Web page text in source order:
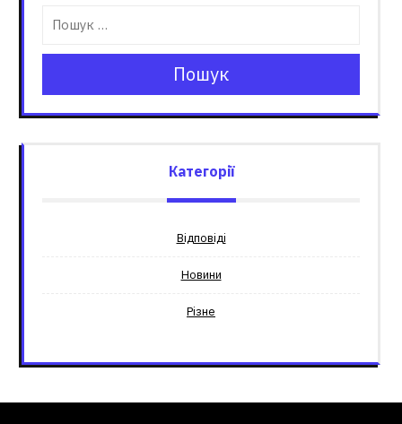
Пошук
Категорії
Відповіді
Новини
Різне